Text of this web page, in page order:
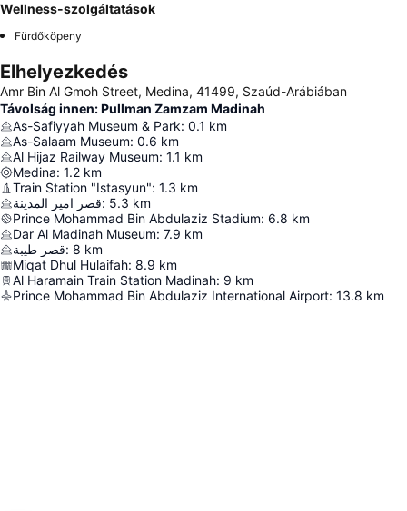
Wellness-szolgáltatások
Fürdőköpeny
Elhelyezkedés
Amr Bin Al Gmoh Street, Medina, 41499, Szaúd-Arábiában
Távolság innen: Pullman Zamzam Madinah
As-Safiyyah Museum & Park: 0.1 km
As-Salaam Museum: 0.6 km
Al Hijaz Railway Museum: 1.1 km
Medina: 1.2 km
Train Station "Istasyun": 1.3 km
قصر امير المدينة: 5.3 km
Prince Mohammad Bin Abdulaziz Stadium: 6.8 km
Dar Al Madinah Museum: 7.9 km
قصر طيبة: 8 km
Miqat Dhul Hulaifah: 8.9 km
Al Haramain Train Station Madinah: 9 km
Prince Mohammad Bin Abdulaziz International Airport: 13.8 km